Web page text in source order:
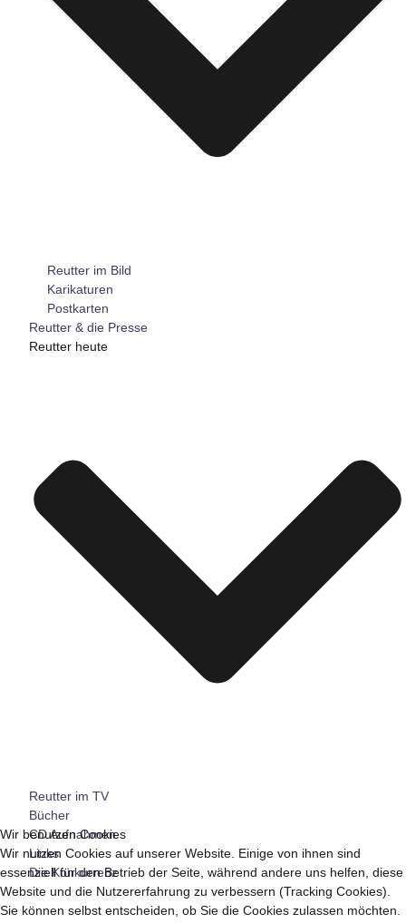
Reutter im Bild
Karikaturen
Postkarten
Reutter & die Presse
Reutter heute
Reutter im TV
Bücher
CD Aufnahmen
Links
Die Konkurrenz
Wir benutzen Cookies
Wir nutzen Cookies auf unserer Website. Einige von ihnen sind
essenziell für den Betrieb der Seite, während andere uns helfen, diese
Website und die Nutzererfahrung zu verbessern (Tracking Cookies).
Sie können selbst entscheiden, ob Sie die Cookies zulassen möchten.